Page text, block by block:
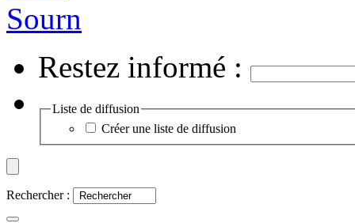
Restez informé :
Liste de diffusion
Créer une liste de diffusion
Rechercher :